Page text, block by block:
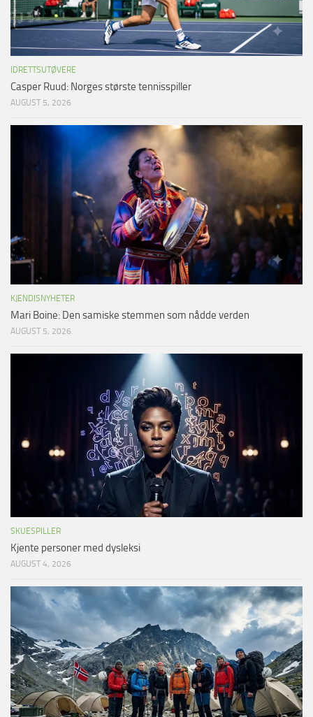
IDRETTSUTØVERE
Casper Ruud: Norges største tennisspiller
AUGUST 5, 2026
KJENDISNYHETER
Mari Boine: Den samiske stemmen som nådde verden
AUGUST 5, 2026
SKUESPILLER
Kjente personer med dysleksi
AUGUST 4, 2026